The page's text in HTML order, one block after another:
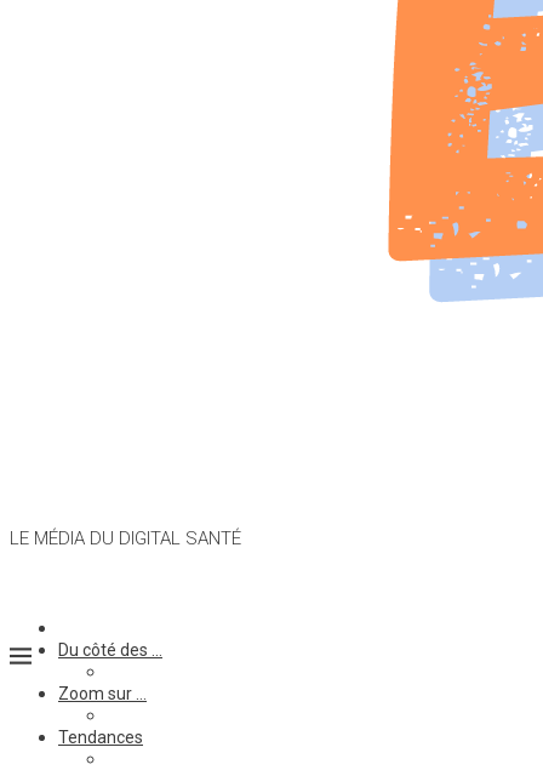
LE MÉDIA DU DIGITAL SANTÉ
Du côté des …
Zoom sur …
Tendances